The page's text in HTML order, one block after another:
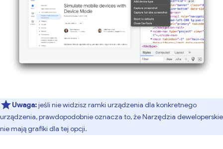
Uwaga:jeśli nie widzisz ramki urządzenia dla konkretnego
urządzenia, prawdopodobnie oznacza to, że Narzędzia deweloperskie
nie mają grafiki dla tej opcji.